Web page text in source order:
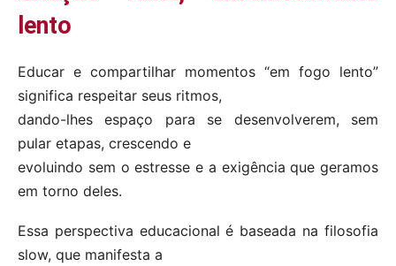
lento
Educar e compartilhar momentos “em fogo lento”
significa respeitar seus ritmos,
dando-lhes espaço para se desenvolverem, sem
pular etapas, crescendo e
evoluindo sem o estresse e a exigência que geramos
em torno deles.
Essa perspectiva educacional é baseada na filosofia
slow, que manifesta a